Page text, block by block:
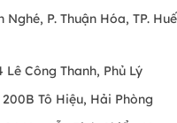
Bộ Sưu Tập Liên Quan
Nghé, P. Thuận Hóa, TP. Huế
Lê Công Thanh, Phủ Lý
200B Tô Hiệu, Hải Phòng